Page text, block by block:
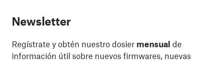
Newsletter
Regístrate y obtén nuestro dosier mensual de
información útil sobre nuevos firmwares, nuevas